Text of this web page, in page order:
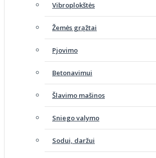
Vibroplokštės
Žemės grąžtai
Pjovimo
Betonavimui
Šlavimo mašinos
Sniego valymo
Sodui, daržui